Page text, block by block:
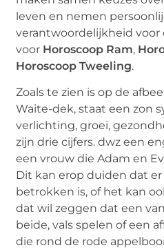
leven en nemen
verantwoordelijkheid voor
voor Horoscoop Ram,
Horoscoop Tweeling.
Zoals te zien is op de
Waite-dek, staat een zon
verlichting, groei,
zijn drie cijfers. dwz een
een vrouw die Adam en
Dit kan erop duiden dat
betrokken is, of het kan
dat wil zeggen dat een
beide, vals spelen of een
die rond de rode